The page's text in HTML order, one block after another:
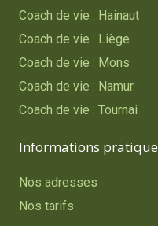
Coach de vie : Hainaut
Coach de vie : Liège
Coach de vie : Mons
Coach de vie : Namur
Coach de vie : Tournai
Informations pratique
Nos adresses
Nos tarifs